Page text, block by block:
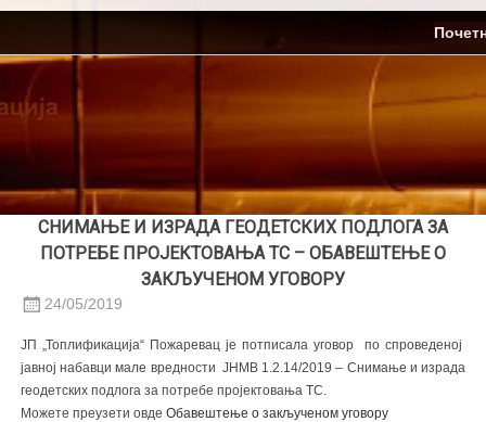
Skip
content
СНИМАЊЕ И ИЗРАДА ГЕОДЕТСКИХ ПОДЛОГА ЗА
ПОТРЕБЕ ПРОЈЕКТОВАЊА ТС – ОБАВЕШТЕЊЕ О
ЗАКЉУЧЕНОМ УГОВОРУ
24/05/2019
JП „Топлификација“ Пожаревац је потписала уговор по спроведеној
јавној набавци мале вредности ЈНМВ 1.2.14/2019 – Снимање и израда
геодетских подлога за потребе пројектовања ТС.
Можете преузети овде Обавештење о закљученом уговору